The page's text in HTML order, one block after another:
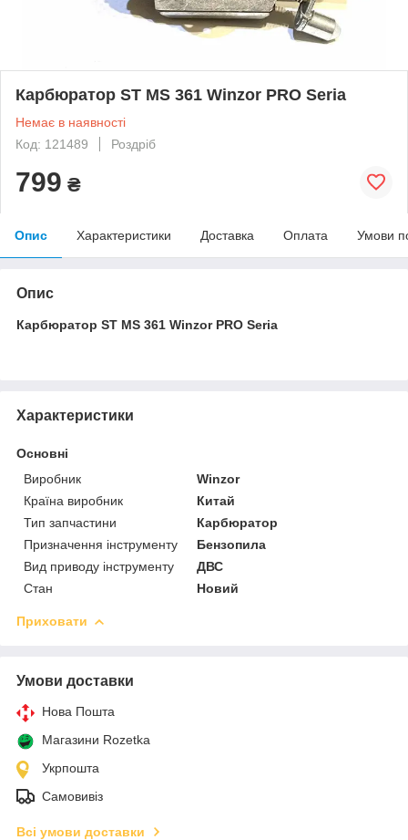
Карбюратор ST MS 361 Winzor PRO Seria
Немає в наявності
Код: 121489
Роздріб
799 ₴
Опис Характеристики Доставка Оплата Умови
Опис
Карбюратор ST MS 361 Winzor PRO Seria
Характеристики
Основні
Виробник
Winzor
Країна виробник
Китай
Тип запчастини
Карбюратор
Призначення інструменту
Бензопила
Вид приводу інструменту
ДВС
Стан
Новий
Приховати
Умови доставки
Нова Пошта
Магазини Rozetka
Укрпошта
Самовивіз
Всі умови доставки